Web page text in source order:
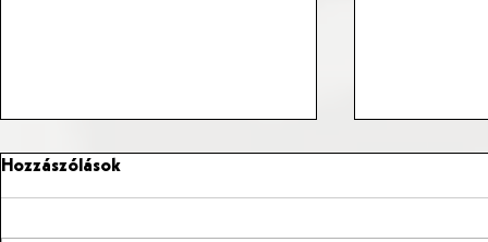
Hozzászólások